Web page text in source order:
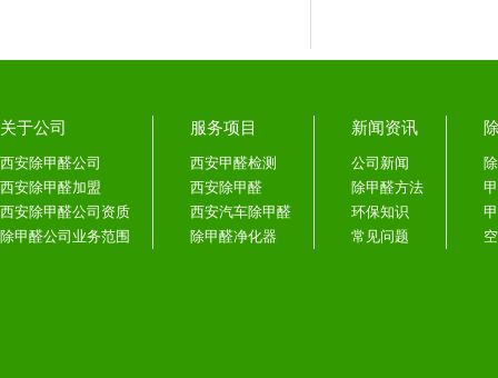
关于公司
西安除甲醛公司
西安除甲醛加盟
西安除甲醛公司资质
除甲醛公司业务范围
服务项目
西安甲醛检测
西安除甲醛
西安汽车除甲醛
除甲醛净化器
新闻资讯
公司新闻
除甲醛方法
环保知识
常见问题